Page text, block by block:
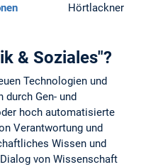
Hörtlackner
& Soziales"?
Technologien und
Gen- und
hoch automatisierte
Verantwortung und
Wissen und
von Wissenschaft